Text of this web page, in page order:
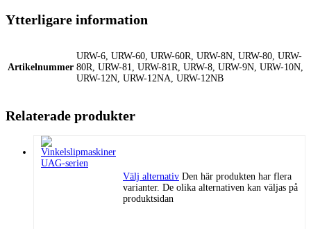
Ytterligare information
Artikelnummer
URW-6, URW-60, URW-60R, URW-8N, URW-80, URW-
80R, URW-81, URW-81R, URW-8, URW-9N, URW-10N,
URW-12N, URW-12NA, URW-12NB
Relaterade produkter
Välj alternativ Den här produkten har flera
varianter. De olika alternativen kan väljas på
produktsidan